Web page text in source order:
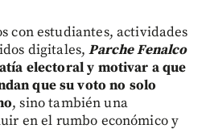
con estudiantes, actividades
digitales, Parche Fenalco
electoral y motivar a que
que su voto no solo
, sino también una
en el rumbo económico y